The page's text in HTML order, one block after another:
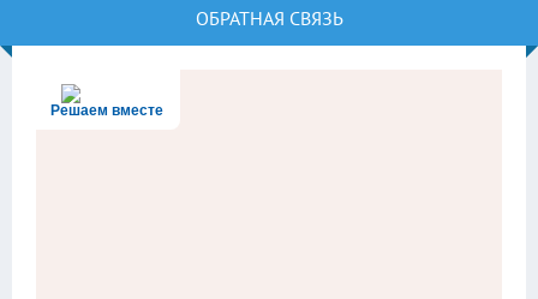
ОБРАТНАЯ СВЯЗЬ
Решаем вместе